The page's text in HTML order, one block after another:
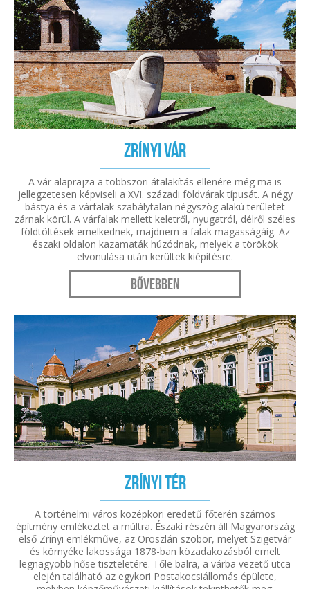
Zrínyi vár
A vár alaprajza a többszöri átalakítás ellenére még ma is
jellegzetesen képviseli a XVI. századi földvárak típusát. A négy
bástya és a várfalak szabálytalan négyszög alakú területet
zárnak körül. A várfalak mellett keletről, nyugatról, délről széles
földtöltések emelkednek, majdnem a falak magasságáig. Az
északi oldalon kazamaták húzódnak, melyek a törökök
elvonulása után kerültek kiépítésre.
Bővebben
Zrínyi tér
A történelmi város középkori eredetű főterén számos
építmény emlékeztet a múltra. Északi részén áll Magyarország
első Zrínyi emlékműve, az Oroszlán szobor, melyet Szigetvár
és környéke lakossága 1878-ban közadakozásból emelt
legnagyobb hőse tiszteletére. Tőle balra, a várba vezető utca
elején található az egykori Postakocsiállomás épülete,